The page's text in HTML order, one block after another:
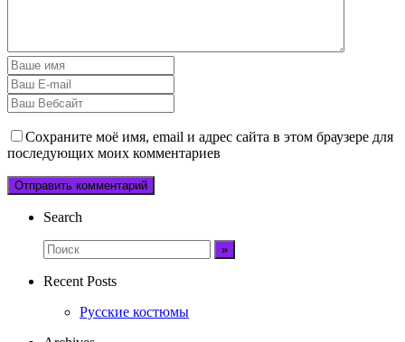
Сохраните моё имя, email и адрес сайта в этом браузере для
последующих моих комментариев
Search
Recent Posts
Русские костюмы